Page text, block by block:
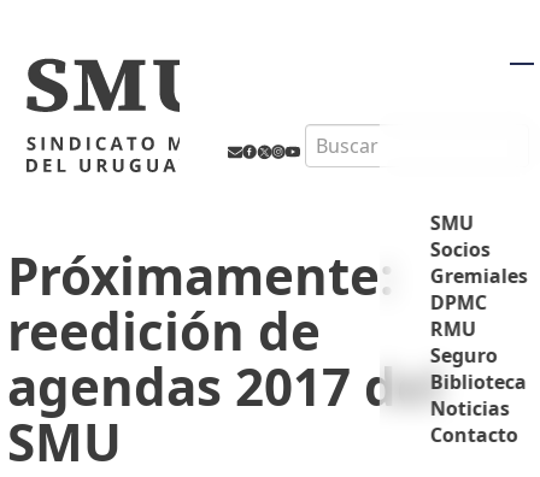
Search
SMU
Socios
Gremiales
DPMC
RMU
Seguro
Biblioteca
Noticias
Contacto
Próximamente:
reedición de
agendas 2017 del
SMU